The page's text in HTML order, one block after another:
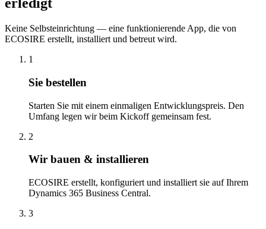
erledigt
Keine Selbsteinrichtung — eine funktionierende App, die von
ECOSIRE erstellt, installiert und betreut wird.
1
Sie bestellen
Starten Sie mit einem einmaligen Entwicklungspreis. Den
Umfang legen wir beim Kickoff gemeinsam fest.
2
Wir bauen & installieren
ECOSIRE erstellt, konfiguriert und installiert sie auf Ihrem
Dynamics 365 Business Central.
3